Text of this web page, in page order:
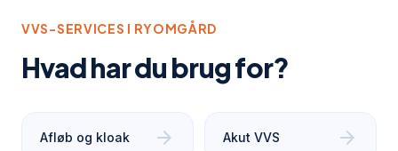
VVS-SERVICES I RYOMGÅRD
Hvad har du brug for?
Afløb og kloak arrow_forward Akut VVS arrow_forward